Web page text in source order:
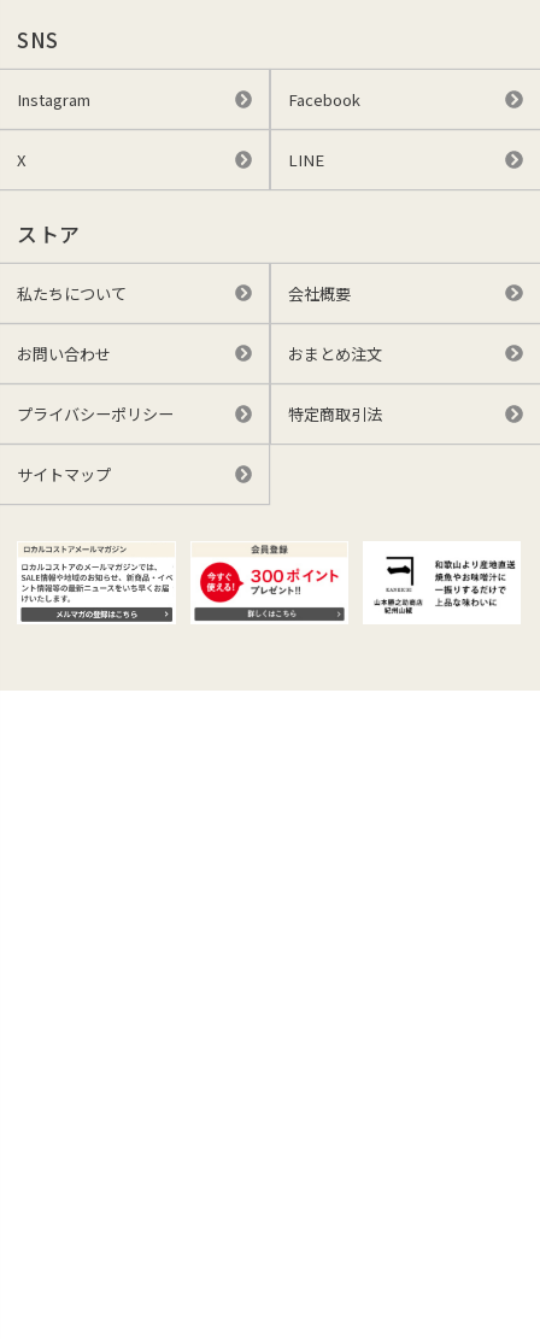
SNS
Instagram Facebook
X LINE
ストア
私たちについて 会社概要
お問い合わせ おまとめ注文
プライバシーポリシー 特定商取引法
サイトマップ